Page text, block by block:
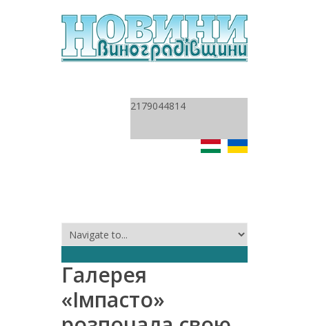
2179044814
Галерея
«Імпасто»